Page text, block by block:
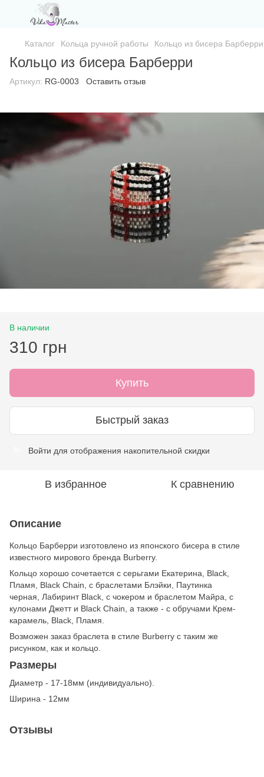
Каталог Кольца ручной работы Кольцо из бисера
Кольцо из бисера Барберри
Артикул: RG-0003 Оставить отзыв
В наличии
310 грн
Купить
Быстрый заказ
Войти для отображения накопительной скидки
В избранное К сравнению
Описание
Кольцо Барберри изготовлено из японского бисера в стиле
известного мирового бренда Burberry.
Кольцо хорошо сочетается с серьгами Екатерина, Black,
Пламя, Black Chain, с браслетами Блэйки, Паутинка
черная, Лабиринт Black, с чокером и браслетом Майра, с
кулонами Джетт и Black Chain, а также - с обручами Крем-
карамель, Black, Пламя.
Возможен заказ браслета в стиле Burberry с таким же
рисунком, как и кольцо.
Размеры
Диаметр - 17-18мм (индивидуально).
Ширина - 12мм
Отзывы